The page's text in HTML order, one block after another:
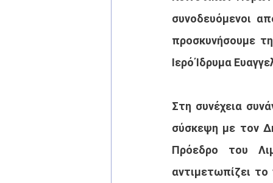
συνοδευόμενοι
προσκυνήσουμε
Ιερό Ίδρυμα
Στη συνέχεια
σύσκεψη με τον
Πρόεδρο του
αντιμετωπίζει